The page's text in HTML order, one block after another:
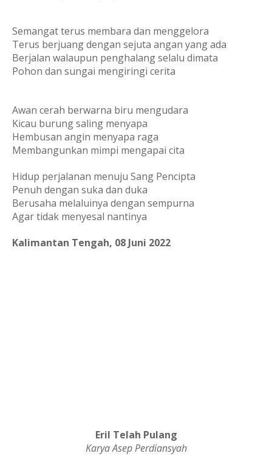
Semangat terus membara dan menggelora
Terus berjuang dengan sejuta angan yang ada
Berjalan walaupun penghalang selalu dimata
Pohon dan sungai mengiringi cerita
Awan cerah berwarna biru mengudara
Kicau burung saling menyapa
Hembusan angin menyapa raga
Membangunkan mimpi mengapai cita
Hidup perjalanan menuju Sang Pencipta
Penuh dengan suka dan duka
Berusaha melaluinya dengan sempurna
Agar tidak menyesal nantinya
Kalimantan Tengah, 08 Juni 2022
Eril Telah Pulang
Karya Asep Perdiansyah